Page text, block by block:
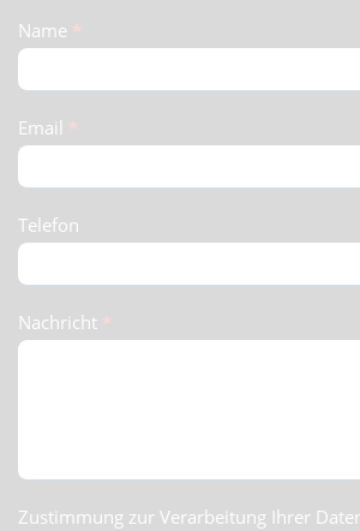
Schnellkontakt
(Footer)
Name *
Email *
Telefon
Nachricht *
Zustimmung zur Verarbeitung Ihrer